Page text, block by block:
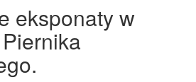
eksponaty w